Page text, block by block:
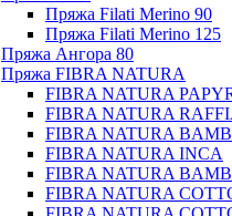
Пряжа Filati Merino 90
Пряжа Filati Merino 125
Пряжа Ангора 80
Пряжа FIBRA NATURA
FIBRA NATURA
FIBRA NATURA
FIBRA NATURA
FIBRA NATURA INCA
FIBRA NATURA
FIBRA NATURA